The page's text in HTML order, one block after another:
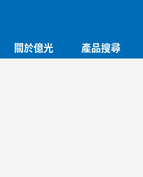
關於億光 產品搜尋